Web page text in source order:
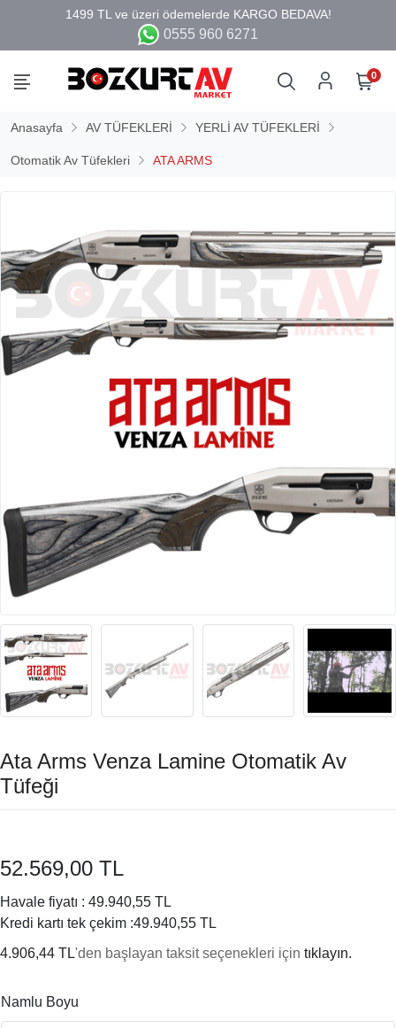
0555 960 6271
0
Anasayfa AV TÜFEKLERİ YERLİ AV TÜFEKLERİ
Otomatik Av Tüfekleri ATA ARMS
Ata Arms Venza Lamine Otomatik Av
Tüfeği
52.569,00 TL
Havale fiyatı : 49.940,55 TL
Kredi kartı tek çekim :49.940,55 TL
4.906,44 TL'den başlayan taksit seçenekleri için tıklayın.
Namlu Boyu